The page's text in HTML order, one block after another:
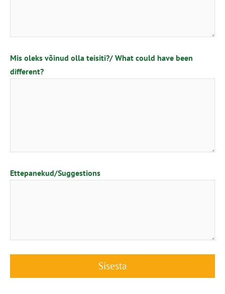
Mis oleks võinud olla teisiti?/ What could have been
different?
Ettepanekud/Suggestions